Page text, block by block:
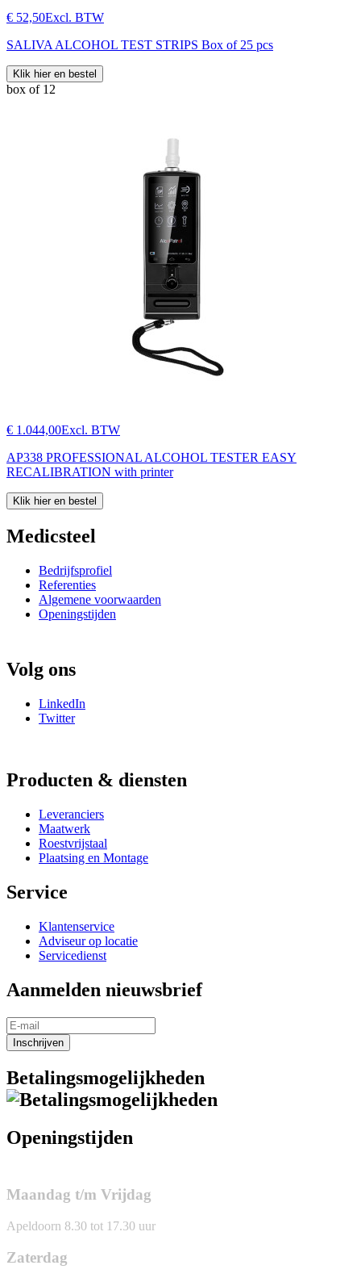
€ 52,50Excl. BTW
SALIVA ALCOHOL TEST STRIPS Box of 25 pcs
Klik hier en bestel
box of 12
€ 1.044,00Excl. BTW
AP338 PROFESSIONAL ALCOHOL TESTER EASY
RECALIBRATION with printer
Klik hier en bestel
Medicsteel
Bedrijfsprofiel
Referenties
Algemene voorwaarden
Openingstijden
Volg ons
LinkedIn
Twitter
Producten & diensten
Leveranciers
Maatwerk
Roestvrijstaal
Plaatsing en Montage
Service
Klantenservice
Adviseur op locatie
Servicedienst
Aanmelden nieuwsbrief
Inschrijven
Betalingsmogelijkheden
Openingstijden
Maandag t/m Vrijdag
Apeldoorn 8.30 tot 17.30 uur
Zaterdag